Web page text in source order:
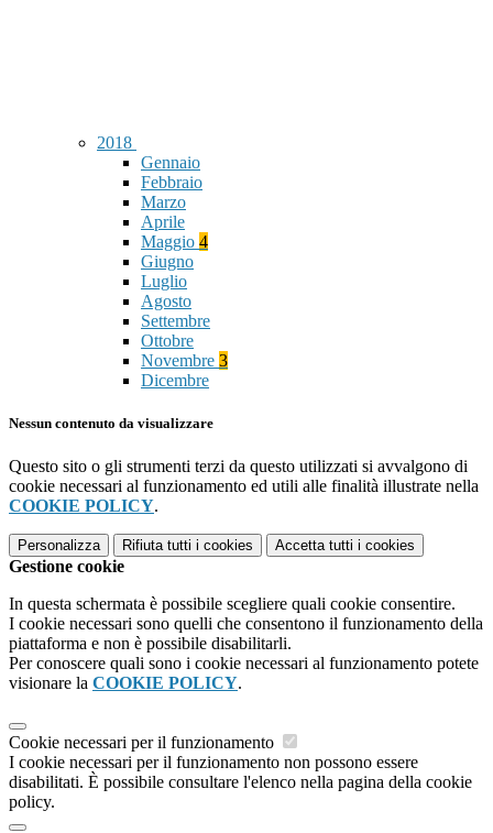
2018
Gennaio
Febbraio
Marzo
Aprile
Maggio 4
Giugno
Luglio
Agosto
Settembre
Ottobre
Novembre 3
Dicembre
Nessun contenuto da visualizzare
Questo sito o gli strumenti terzi da questo utilizzati si avvalgono di
cookie necessari al funzionamento ed utili alle finalità illustrate nella
COOKIE POLICY.
Personalizza Rifiuta tutti i cookies Accetta tutti i cookies
Gestione cookie
In questa schermata è possibile scegliere quali cookie consentire.
I cookie necessari sono quelli che consentono il funzionamento della
piattaforma e non è possibile disabilitarli.
Per conoscere quali sono i cookie necessari al funzionamento potete
visionare la COOKIE POLICY.
Cookie necessari per il funzionamento
I cookie necessari per il funzionamento non possono essere
disabilitati. È possibile consultare l'elenco nella pagina della cookie
policy.